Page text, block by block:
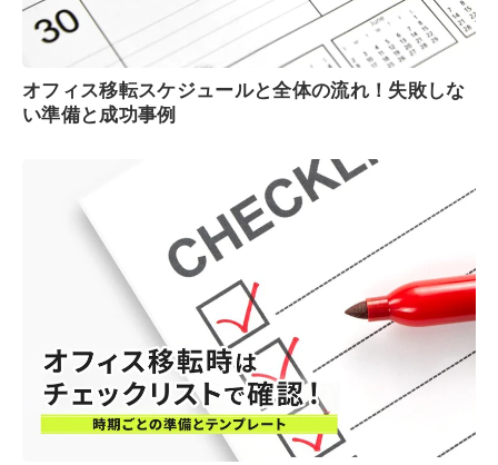
オフィス移転スケジュールと全体の流れ！失敗しな
い準備と成功事例